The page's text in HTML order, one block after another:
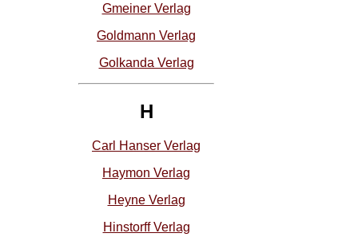
Gmeiner Verlag
Goldmann Verlag
Golkanda Verlag
H
Carl Hanser Verlag
Haymon Verlag
Heyne Verlag
Hinstorff Verlag